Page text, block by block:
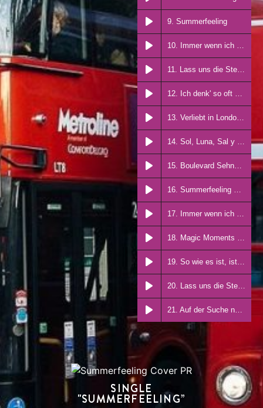
9. Summerfeeling
10. Immer wenn ich träume
11. Lass uns die Sterne seh'n
12. Ich denk' so oft an dich
13. Verliebt in London RMX
14. Sol, Luna, Sal y Mar
15. Boulevard Sehnsucht RMX
16. Summerfeeling EXTD
17. Immer wenn ich träume SPEZ
18. Magic Moments RMX
19. So wie es ist, ist es perfekt RMX
20. Lass uns die Sterne seh'n RMX
21. Auf der Suche nach dir SPEZ
SINGLE
"SUMMERFEELING”